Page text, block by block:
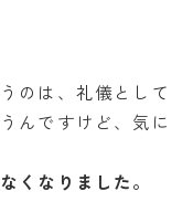
のは、礼儀として
んですけど、気に
くなりました。